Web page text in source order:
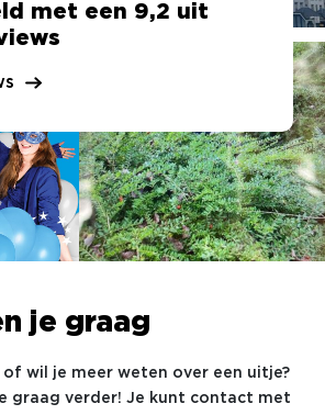
met een 9,2 uit
je graag
of wil je meer weten over een uitje?
graag verder! Je kunt contact met